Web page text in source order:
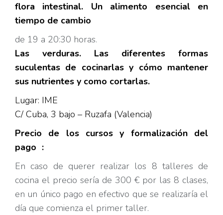
flora intestinal. Un alimento esencial en
tiempo de cambio
de 19 a 20:30 horas.
Las verduras. Las diferentes formas
suculentas de cocinarlas y cómo mantener
sus nutrientes y como cortarlas.
Lugar: IME
C/ Cuba, 3 bajo – Ruzafa (Valencia)
Precio de los cursos y formalización del
pago :
En caso de querer realizar los 8 talleres de
cocina el precio sería de 300 € por las 8 clases,
en un único pago en efectivo que se realizaría el
día que comienza el primer taller.